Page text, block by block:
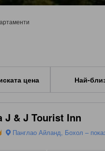
цена Най-
J & J Tourist Inn
Панглао Айланд, Бохол –